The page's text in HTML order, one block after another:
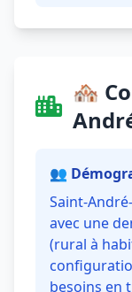
🏘️
👥
Saint-
avec une
(rural à
besoins en